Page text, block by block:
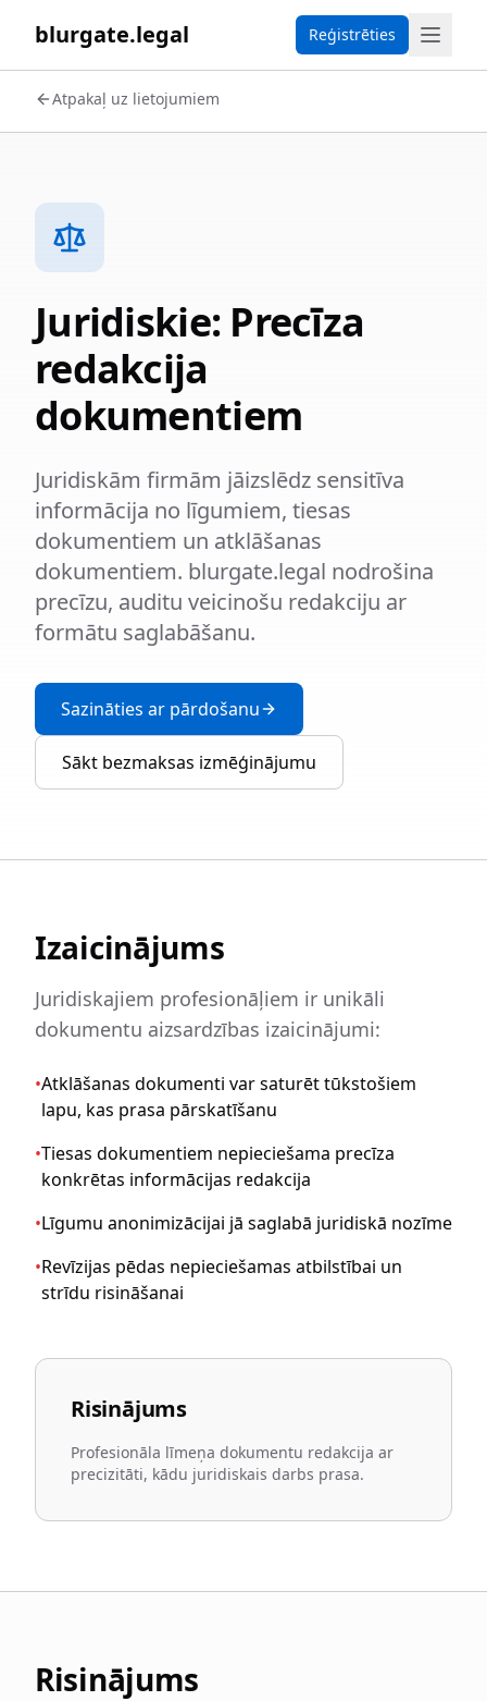
blurgate.legal Reģistrēties
Atpakaļ uz lietojumiem
Juridiskie: Precīza
redakcija
dokumentiem
Juridiskām firmām jāizslēdz sensitīva
informācija no līgumiem, tiesas
dokumentiem un atklāšanas
dokumentiem. blurgate.legal nodrošina
precīzu, auditu veicinošu redakciju ar
formātu saglabāšanu.
Sazināties ar pārdošanu
Sākt bezmaksas izmēģinājumu
Izaicinājums
Juridiskajiem profesionāļiem ir unikāli
dokumentu aizsardzības izaicinājumi:
•Atklāšanas dokumenti var saturēt tūkstošiem
lapu, kas prasa pārskatīšanu
•Tiesas dokumentiem nepieciešama precīza
konkrētas informācijas redakcija
•Līgumu anonimizācijai jā saglabā juridiskā nozīme
•Revīzijas pēdas nepieciešamas atbilstībai un
strīdu risināšanai
Risinājums
Profesionāla līmeņa dokumentu redakcija ar
precizitāti, kādu juridiskais darbs prasa.
Risinājums